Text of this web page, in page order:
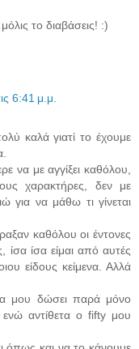
το διαβάσεις! :)
6:41 μ.μ.
καλά γιατί το έχουμε
να με αγγίξει καθόλου,
χαρακτήρες, δεν με
για να μάθω τι γίνεται
καθόλου οι έντονες
ίσα ίσα είμαι από αυτές
είδους κείμενα. Αλλά
μου δώσει παρά μόνο
ενώ αντίθετα ο fifty μου